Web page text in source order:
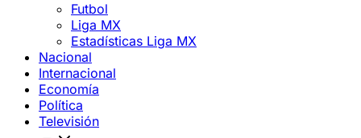
Futbol
Liga MX
Estadísticas Liga MX
Nacional
Internacional
Economía
Política
Televisión